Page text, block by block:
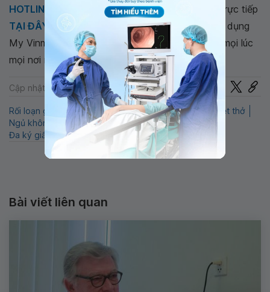
HOTLINE
GÓI DỊCH VỤhoặc đặt lịch trực tiếp
TẠI ĐÂY
. Tải và đặt lịch khám tự động trên ứng dụng
My Vinmec để quản lý, theo dõi lịch và đặt hẹn mọi lúc
mọi nơi ngay trên ứng dụng.
Cập nhật: 24-02-2026 Chia sẻ
Rối loạn giấc ngủ ngủ ngáy Ngủ không sâu
Nghẹt thở
Ngủ không ngon
Hô hấp
Ngưng thở khi ngủ
Đa ký giấc ngủ
Bài viết liên quan